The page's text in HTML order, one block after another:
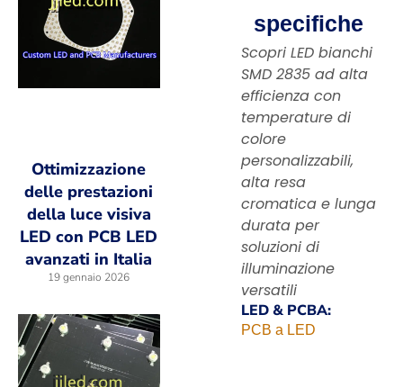
Ottimizzazione
delle prestazioni
della luce visiva
LED con PCB LED
avanzati in Italia
19 gennaio 2026
specifiche
Scopri LED bianchi
SMD 2835 ad alta
efficienza con
temperature di
colore
personalizzabili,
alta resa
cromatica e lunga
durata per
soluzioni di
illuminazione
versatili
LED & PCBA:
PCB a LED